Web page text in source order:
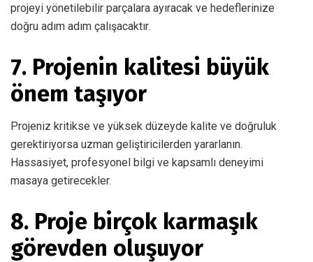
projeyi yönetilebilir parçalara ayıracak ve hedeflerinize
doğru adım adım çalışacaktır.
7. Projenin kalitesi büyük
önem taşıyor
Projeniz kritikse ve yüksek düzeyde kalite ve doğruluk
gerektiriyorsa uzman geliştiricilerden yararlanın.
Hassasiyet, profesyonel bilgi ve kapsamlı deneyimi
masaya getirecekler.
8. Proje birçok karmaşık
görevden oluşuyor